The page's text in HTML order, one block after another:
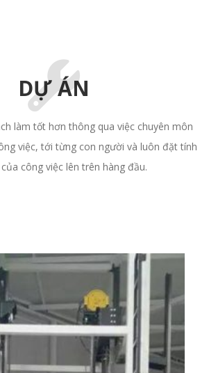
DỰ ÁN
làm tốt hơn thông qua việc chuyên môn
việc, tới từng con người và luôn đặt tính
công việc lên trên hàng đầu.